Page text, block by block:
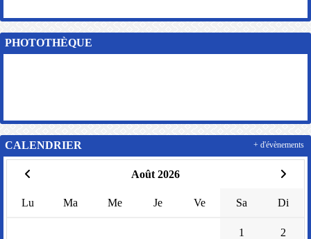
PHOTOTHÈQUE
CALENDRIER
Août 2026
Lu Ma Me Je Ve Sa Di
1 2
+ d'évènements